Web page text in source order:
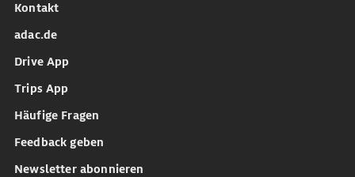
Kontakt
adac.de
Drive App
Trips App
Häufige Fragen
Feedback geben
Newsletter abonnieren